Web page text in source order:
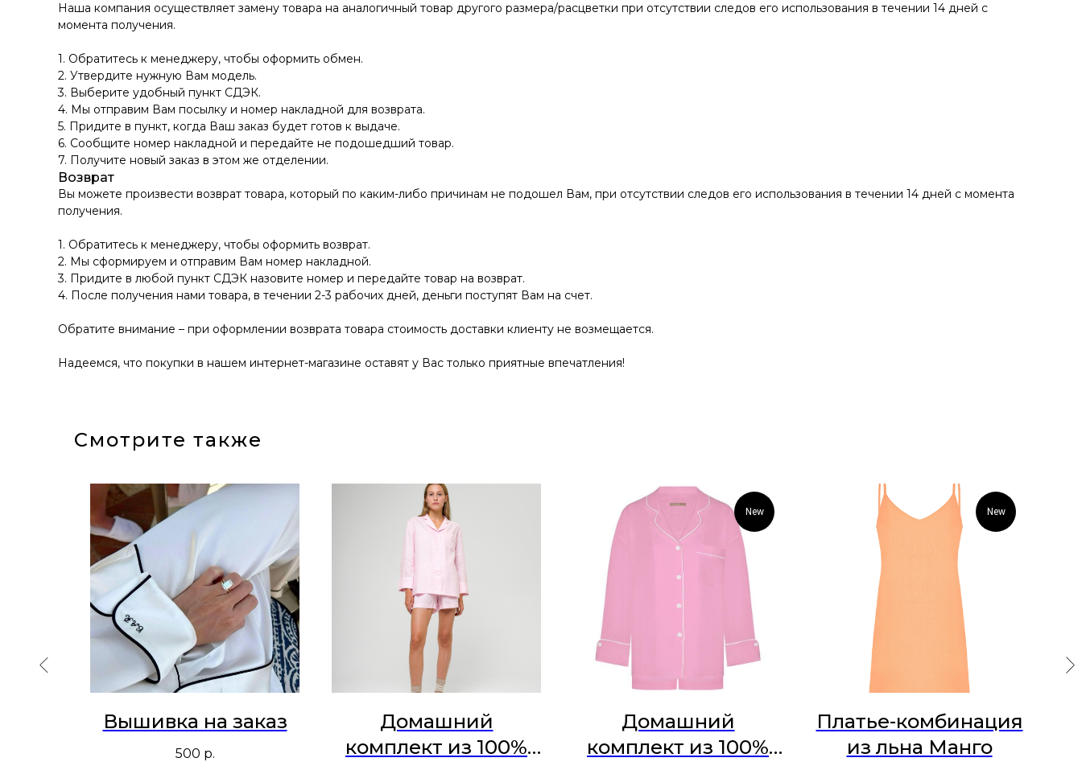
Наша компания осуществляет замену товара на аналогичный товар другого размера/расцветки при отсутствии следов его использования в течении 14 дней с
момента получения.
1. Обратитесь к менеджеру, чтобы оформить обмен.
2. Утвердите нужную Вам модель.
3. Выберите удобный пункт СДЭК.
4. Мы отправим Вам посылку и номер накладной для возврата.
5. Придите в пункт, когда Ваш заказ будет готов к выдаче.
6. Сообщите номер накладной и передайте не подошедший товар.
7. Получите новый заказ в этом же отделении.
Возврат
Вы можете произвести возврат товара, который по каким-либо причинам не подошел Вам, при отсутствии следов его использования в течении 14 дней с момента
получения.
1. Обратитесь к менеджеру, чтобы оформить возврат.
2. Мы сформируем и отправим Вам номер накладной.
3. Придите в любой пункт СДЭК назовите номер и передайте товар на возврат.
4. После получения нами товара, в течении 2-3 рабочих дней, деньги поступят Вам на счет.
Обратите внимание – при оформлении возврата товара стоимость доставки клиенту не возмещается.
Надеемся, что покупки в нашем интернет-магазине оставят у Вас только приятные впечатления!
Смотрите также
Вышивка на заказ
500 р.
Домашний
комплект из 100%
New
Домашний
комплект из 100%
New
Платье-комбинация
из льна Манго